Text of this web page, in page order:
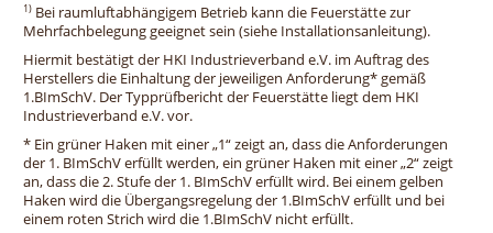
1) Bei raumluftabhängigem Betrieb kann die Feuerstätte zur
Mehrfachbelegung geeignet sein (siehe Installationsanleitung).
Hiermit bestätigt der HKI Industrieverband e.V. im Auftrag des
Herstellers die Einhaltung der jeweiligen Anforderung* gemäß
1.BImSchV. Der Typprüfbericht der Feuerstätte liegt dem HKI
Industrieverband e.V. vor.
* Ein grüner Haken mit einer „1“ zeigt an, dass die Anforderungen
der 1. BImSchV erfüllt werden, ein grüner Haken mit einer „2“ zeigt
an, dass die 2. Stufe der 1. BImSchV erfüllt wird. Bei einem gelben
Haken wird die Übergangsregelung der 1.BImSchV erfüllt und bei
einem roten Strich wird die 1.BImSchV nicht erfüllt.